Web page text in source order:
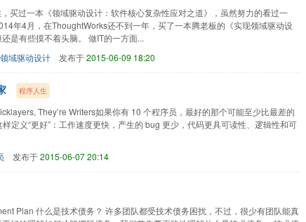
买过一本《领域驱动设计：软件核心复杂性应对之道》，虽然努力的看过一
年4月，在ThoughtWorks还不到一年，买了一本腾老板的《实现领域驱动设
是有些摸不着头脑。 做IT的一方面...
领域驱动设计 发布于2015-06-09 18:20
程序人生
They’re Writers如果你有 10 个程序员，最好的那个可能至少比最差的
定义“更好”：工作速度更快，产生的 bug 更少，代码更具可读性、逻辑性和可
发布于2015-06-07 20:14
Plan 什么是技术债务？ 许多团队都受技术债务困扰，不过，很少有团队能真